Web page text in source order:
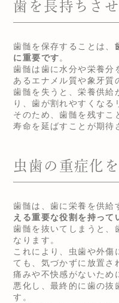
歯を長持ちさせ
歯髄を保存することは、
に重要です。
歯髄は歯に水分や栄養分
あるエナメル質や象牙質
歯髄を失うと、栄養供給
り、歯が割れやすくなる
そのため、歯髄を残すこ
寿命を延ばすことが期待
虫歯の重症化
歯髄は、歯に栄養を供給
える重要な役割を持って
歯髄を抜いてしまうと、
なります。
これにより、虫歯や外傷
ても、気づかずに放置さ
痛みや不快感がないため
悪化し、最終的に歯の抜
す。